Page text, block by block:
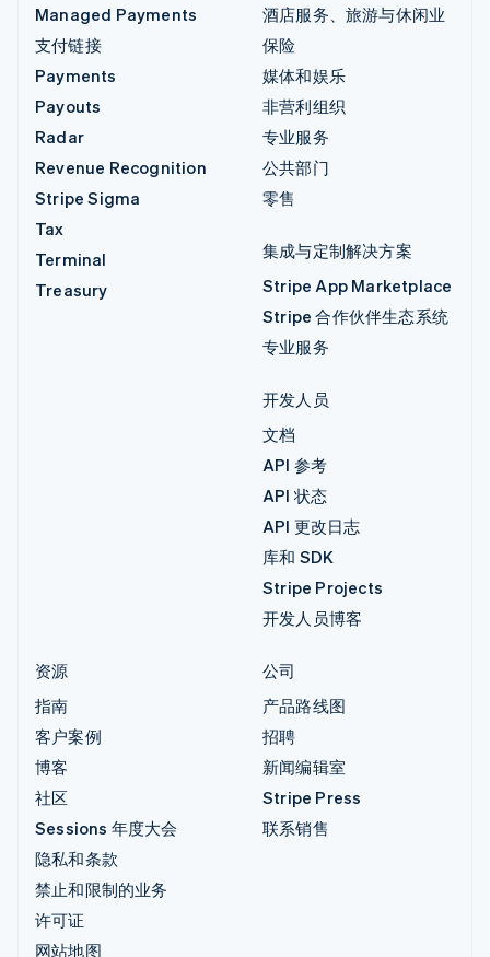
Managed Payments
支付链接
Payments
Payouts
Radar
Revenue Recognition
Stripe Sigma
Tax
Terminal
Treasury
酒店服务、旅游与休闲业
保险
媒体和娱乐
非营利组织
专业服务
公共部门
零售
集成与定制解决方案
Stripe App Marketplace
Stripe 合作伙伴生态系统
专业服务
开发人员
文档
API 参考
API 状态
API 更改日志
库和 SDK
Stripe Projects
开发人员博客
资源
指南
客户案例
博客
社区
Sessions 年度大会
隐私和条款
禁止和限制的业务
许可证
网站地图
公司
产品路线图
招聘
新闻编辑室
Stripe Press
联系销售